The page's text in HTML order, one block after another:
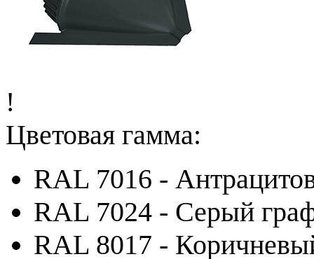
!
Цветовая гамма:
RAL 7016 -
RAL 7024 - Серый
RAL 8017 -